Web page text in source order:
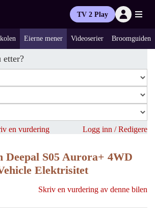
TV 2 Play
Eierne mener Videoserier Broomguiden
en vurdering Logg inn / Redigere
Deepal S05 Aurora+ 4WD
Elektrisitet
Skriv en vurdering av denne bilen